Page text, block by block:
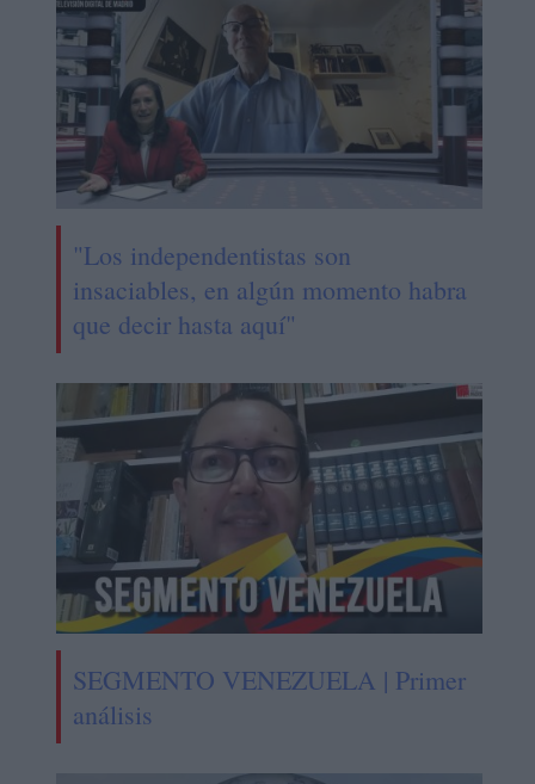
"Los independentistas son
insaciables, en algún momento habra
que decir hasta aquí"
SEGMENTO VENEZUELA | Primer
análisis